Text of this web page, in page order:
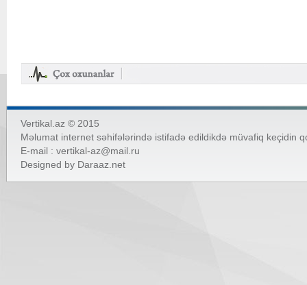
Vertikal.az © 2015
Məlumat internet səhifələrində istifadə edildikdə müvafiq keçidin
E-mail : vertikal-az@mail.ru
Designed by Daraaz.net